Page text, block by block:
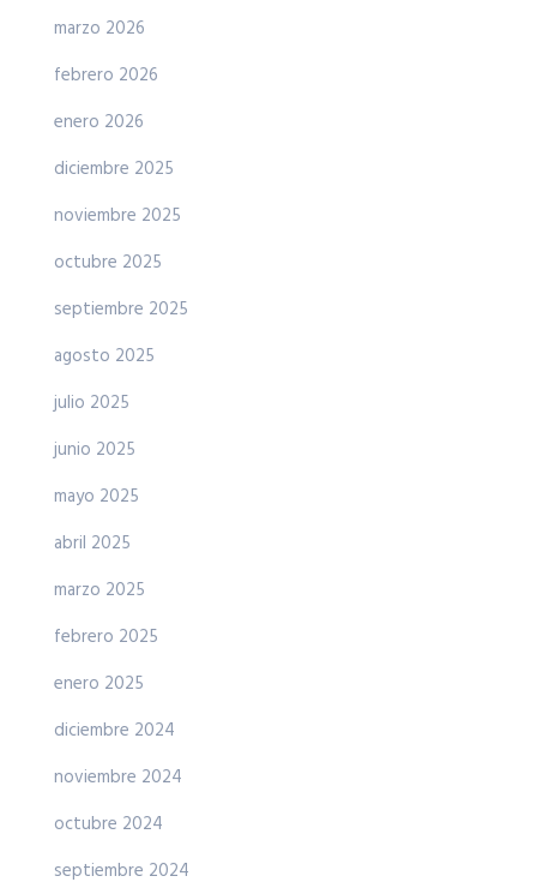
marzo 2026
febrero 2026
enero 2026
diciembre 2025
noviembre 2025
octubre 2025
septiembre 2025
agosto 2025
julio 2025
junio 2025
mayo 2025
abril 2025
marzo 2025
febrero 2025
enero 2025
diciembre 2024
noviembre 2024
octubre 2024
septiembre 2024